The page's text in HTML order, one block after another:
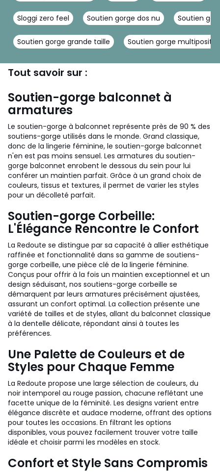
Sloggi zero feel Soutien gorge dos nu Soutien
Soutien gorge grande taille Soutien gorge
Tout savoir sur :
Soutien-gorge balconnet à
armatures
Le soutien-gorge à balconnet représente près de 90 % des
soutiens-gorge utilisés dans le monde. Grand classique,
donc de la lingerie féminine, le soutien-gorge balconnet
n'en est pas moins sensuel. Les armatures du soutien-
gorge balconnet enrobent le dessous du sein pour lui
conférer un maintien parfait. Grâce à un grand choix de
couleurs, tissus et textures, il permet de varier les styles
pour un décolleté parfait.
Soutien-gorge Corbeille:
L'Élégance Rencontre le Confort
La Redoute se distingue par sa capacité à allier esthétique
raffinée et fonctionnalité dans sa gamme de soutiens-
gorge corbeille, une pièce clé de la lingerie féminine.
Conçus pour offrir à la fois un maintien exceptionnel et un
design séduisant, nos soutiens-gorge corbeille se
démarquent par leurs armatures précisément ajustées,
assurant un confort optimal. La collection présente une
variété de tailles et de styles, allant du balconnet classique
à la dentelle délicate, répondant ainsi à toutes les
préférences.
Une Palette de Couleurs et de
Styles pour Chaque Femme
La Redoute propose une large sélection de couleurs, du
noir intemporel au rouge passion, chacune reflétant une
facette unique de la féminité. Les designs varient entre
élégance discrète et audace moderne, offrant des options
pour toutes les occasions. En filtrant les options
disponibles, vous pouvez facilement trouver votre taille
idéale et choisir parmi les modèles en stock.
Confort et Style Sans Compromis